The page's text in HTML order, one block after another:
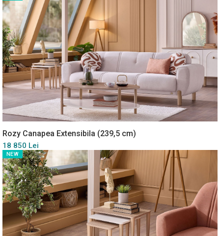
Rozy Canapea Extensibila (239,5 cm)
18 850 Lei
NEW